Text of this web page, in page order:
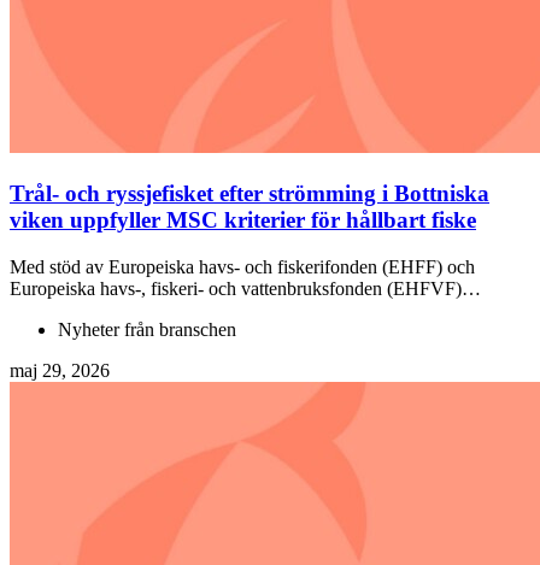
Trål- och ryssjefisket efter strömming i Bottniska
viken uppfyller MSC kriterier för hållbart fiske
Med stöd av Europeiska havs- och fiskerifonden (EHFF) och
Europeiska havs-, fiskeri- och vattenbruksfonden (EHFVF)…
Nyheter från branschen
maj 29, 2026